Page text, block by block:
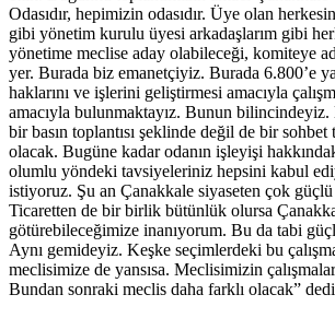
Odasıdır, hepimizin odasıdır. Üye olan
gibi yönetim kurulu üyesi arkadaşlarım gibi
yönetime meclise aday olabileceği, komiteye
yer. Burada biz emanetçiyiz. Burada 6.800’e
haklarını ve işlerini geliştirmesi amacıyla
amacıyla bulunmaktayız. Bunun bilincindeyiz.
bir basın toplantısı şeklinde değil de bir sohbet
olacak. Bugüne kadar odanın işleyişi
olumlu yöndeki tavsiyeleriniz hepsini kabul
istiyoruz. Şu an Çanakkale siyaseten çok
Ticaretten de bir birlik bütünlük olursa
götürebileceğimize inanıyorum. Bu da tabi
Aynı gemideyiz. Keşke seçimlerdeki bu
meclisimize de yansısa. Meclisimizin
Bundan sonraki meclis daha farklı olacak”